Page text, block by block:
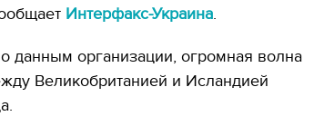
Интерфакс-Украина.
данным организации, огромная волна
Великобританией и Исландией